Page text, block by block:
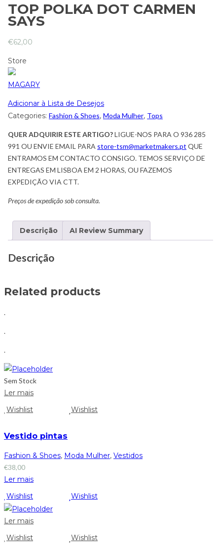
TOP POLKA DOT CARMEN
SAYS
€62,00
Store
MAGARY
Adicionar à Lista de Desejos
Categories: Fashion & Shoes, Moda Mulher, Tops
QUER ADQUIRIR ESTE ARTIGO?LIGUE-NOS PARA O 936 285
991 OU ENVIE EMAIL PARA store-tsm@marketmakers.pt QUE
ENTRAMOS EM CONTACTO CONSIGO. TEMOS SERVIÇO DE
ENTREGAS EM LISBOA EM 2 HORAS, OU FAZEMOS
EXPEDIÇÃO VIA CTT.
Preços de expedição sob consulta.
Descrição AI Review Summary
Descrição
Related products
.
.
.
Sem Stock
Ler mais
Wishlist
Wishlist
Vestido pintas
Fashion & Shoes, Moda Mulher, Vestidos
€38,00
Ler mais
Wishlist
Wishlist
Ler mais
Wishlist
Wishlist